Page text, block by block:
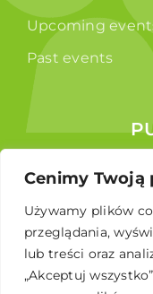
Cenimy Twoją
Używamy plików
przeglądania,
lub treści oraz
„Akceptuj
Upcoming
Past events
Reports
Educational